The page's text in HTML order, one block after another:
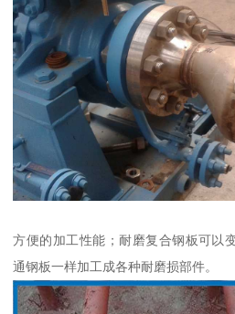
方便的加工性能；耐磨复合钢板可以
通钢板一样加工成各种耐磨损部件。